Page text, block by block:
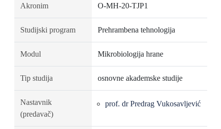
Akronim O-MH-20-TJP1
Studijski program Prehrambena tehnologija
Modul Mikrobiologija hrane
Tip studija osnovne akademske studije
Nastavnik
(predavač)
prof. dr Predrag Vukosavljević